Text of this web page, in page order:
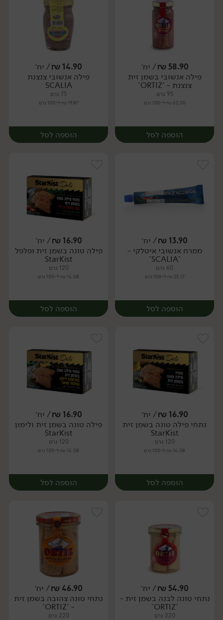
יח׳ יח׳
58.90
₪/ יח׳
פילה אנשובי בשמן זית
צנצנת - 'ORTIZ'
95 גרם
62.00 ₪ ל-100 גרם
הוספה לסל
יח׳
14.90
₪/ יח׳
פילה אנשובי צנצנת
SCALIA
75 גרם
19.87 ₪ ל-100 גרם
הוספה לסל
יח׳
13.90
₪/ יח׳
ממרח אנשובי איטלקי -
'SCALIA'
60 גרם
23.17 ₪ ל-100 גרם
הוספה לסל
יח׳
16.90
₪/ יח׳
פילה טונה בשמן זית ופלפל
StarKist
120 גרם
14.08 ₪ ל-100 גרם
הוספה לסל
יח׳
16.90
₪/ יח׳
נתחי פילה טונה בשמן זית
StarKist
120 גרם
14.08 ₪ ל-100 גרם
הוספה לסל
יח׳
16.90
₪/ יח׳
פילה טונה בשמן זית ולימון
StarKist
120 גרם
14.08 ₪ ל-100 גרם
הוספה לסל
יח׳
54.90
₪/ יח׳
נתחי טונה לבנה בשמן זית -
'ORTIZ'
220 גרם
46.90
₪/ יח׳
נתחי טונה צהובה בשמן זית
- 'ORTIZ'
220 גרם